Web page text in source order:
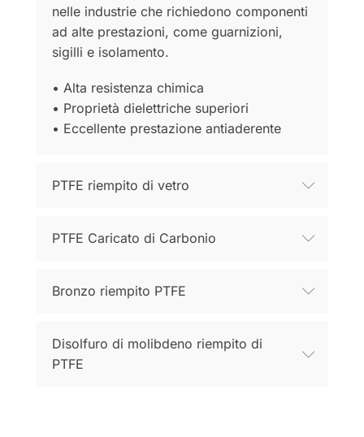
nelle industrie che richiedono componenti
ad alte prestazioni, come guarnizioni,
sigilli e isolamento.
• Alta resistenza chimica
• Proprietà dielettriche superiori
• Eccellente prestazione antiaderente
PTFE riempito di vetro
PTFE Caricato di Carbonio
Bronzo riempito PTFE
Disolfuro di molibdeno riempito di
PTFE